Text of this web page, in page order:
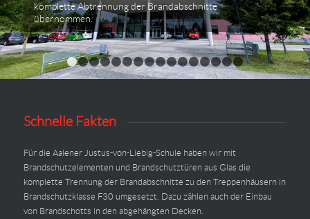
1 2 3 4 5 6 7 8 9 101112131415
komplette Abtrennung der Brandabschnitte
übernommen.
Schnelle Fakten
Für die Aalener Justus-von-Liebig-Schule haben wir mit
Brandschutzelementen und Brandschutztüren aus Glas die
komplette Trennung der Brandabschnitte zu den Treppenhäusern in
Brandschutzklasse F30 umgesetzt. Dazu zählen auch der Einbau
von Brandschotts in den abgehängten Decken.